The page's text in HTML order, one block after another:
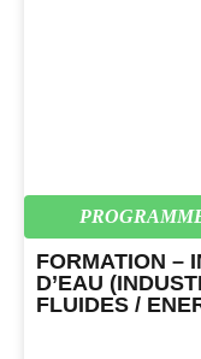
FORMATION –
D’EAU
FLUIDES /